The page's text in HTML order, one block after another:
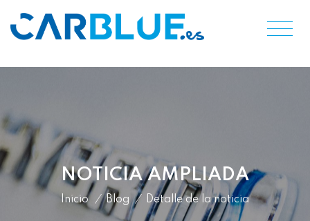
NOTICIA AMPLIADA
Inicio / Blog / Detalle de la noticia